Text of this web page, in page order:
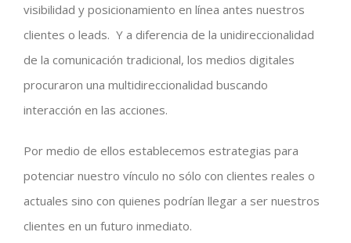
visibilidad y posicionamiento en línea antes nuestros
clientes o leads. Y a diferencia de la unidireccionalidad
de la comunicación tradicional, los medios digitales
procuraron una multidireccionalidad buscando
interacción en las acciones.
Por medio de ellos establecemos estrategias para
potenciar nuestro vínculo no sólo con clientes reales o
actuales sino con quienes podrían llegar a ser nuestros
clientes en un futuro inmediato.